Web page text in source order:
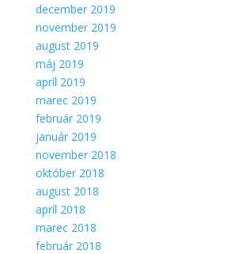
december 2019
november 2019
august 2019
máj 2019
apríl 2019
marec 2019
február 2019
január 2019
november 2018
október 2018
august 2018
apríl 2018
marec 2018
február 2018